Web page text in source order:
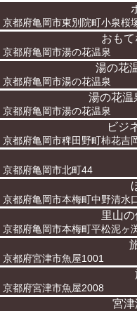
京都府亀岡市東別院町小泉桜
おも
京都府亀岡市湯の花温泉
湯の花
京都府亀岡市湯の花温泉
湯の花温
京都府亀岡市湯の花温泉
ビジ
京都府亀岡市稗田野町柿花吉
京都府亀岡市北町44
京都府亀岡市本梅町中野清水
里山
京都府亀岡市本梅町平松泥ヶ
京都府宮津市魚屋1001
京都府宮津市魚屋2008
宮